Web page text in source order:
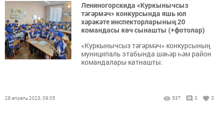
Лениногорскида «Куркынычсыз
тәгәрмәч» конкурсында яшь юл
хәрәкәте инспекторларының 20
командасы көч сынашты (+фотолар)
«Куркынычсыз тәгәрмәч» конкурсының
муниципаль этабында шәһәр һәм район
командалары катнашты.
28 апрель 2023, 09:05 537 0 0